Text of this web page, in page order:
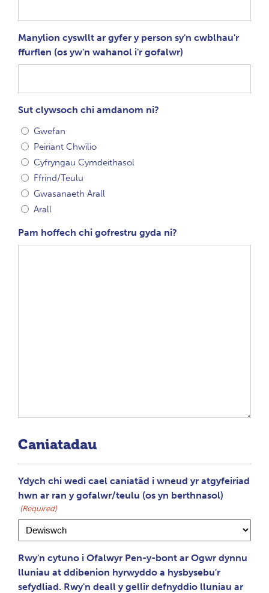
Manylion cyswllt ar gyfer y person sy'n cwblhau'r
ffurflen (os yw'n wahanol i'r gofalwr)
Sut clywsoch chi amdanom ni?
Gwefan
Peiriant Chwilio
Cyfryngau Cymdeithasol
Ffrind/Teulu
Gwasanaeth Arall
Arall
Pam hoffech chi gofrestru gyda ni?
Caniatadau
Ydych chi wedi cael caniatâd i wneud yr atgyfeiriad
hwn ar ran y gofalwr/teulu (os yn berthnasol)
(Required)
Rwy'n cytuno i Ofalwyr Pen-y-bont ar Ogwr dynnu
lluniau at ddibenion hyrwyddo a hysbysebu'r
sefydliad. Rwy'n deall y gellir defnyddio lluniau ar